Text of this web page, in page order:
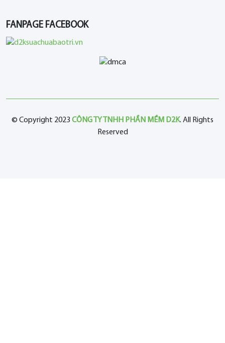
FANPAGE FACEBOOK
© Copyright 2023 CÔNG TY TNHH PHẦN MỀM D2K. All Rights
Reserved